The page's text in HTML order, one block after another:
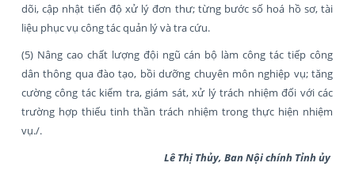
dõi, cập nhật tiến độ xử lý đơn thư; từng bước số hoá hồ sơ, tài
liệu phục vụ công tác quản lý và tra cứu.
(5) Nâng cao chất lượng đội ngũ cán bộ làm công tác tiếp công
dân thông qua đào tạo, bồi dưỡng chuyên môn nghiệp vụ; tăng
cường công tác kiểm tra, giám sát, xử lý trách nhiệm đối với các
trường hợp thiếu tinh thần trách nhiệm trong thực hiện nhiệm
vụ./.
Lê Thị Thủy, Ban Nội chính Tỉnh ủy